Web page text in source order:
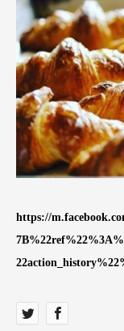
https://